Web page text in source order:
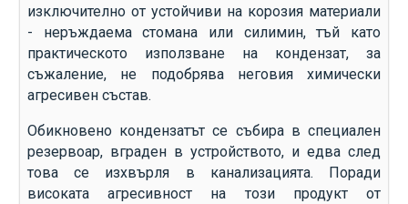
изключително от устойчиви на корозия материали
- неръждаема стомана или силимин, тъй като
практическото използване на кондензат, за
съжаление, не подобрява неговия химически
агресивен състав.
Обикновено кондензатът се събира в специален
резервоар, вграден в устройството, и едва след
това се изхвърля в канализацията. Поради
високата агресивност на този продукт от